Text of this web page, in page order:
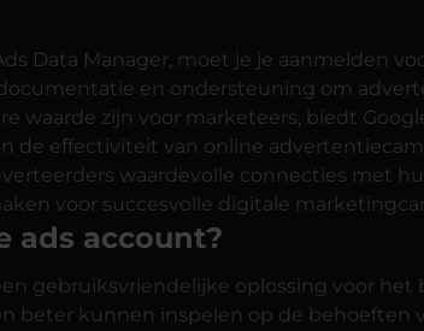
Data Manager, moet je je aanmelden
en ondersteuning om
waarde zijn voor marketeers, biedt
de effectiviteit van online
waardevolle connecties met
voor succesvolle digitale
ads account?
gebruiksvriendelijke oplossing voor
beter kunnen inspelen op de behoeften